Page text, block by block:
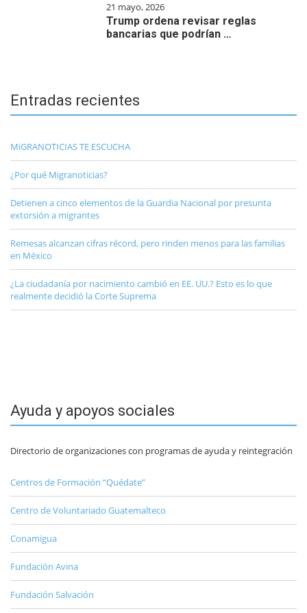
21 mayo, 2026
Trump ordena revisar reglas
bancarias que podrían …
Entradas recientes
MiGRANOTICIAS TE ESCUCHA
¿Por qué Migranoticias?
Detienen a cinco elementos de la Guardia Nacional por presunta
extorsión a migrantes
Remesas alcanzan cifras récord, pero rinden menos para las familias
en México
¿La ciudadanía por nacimiento cambió en EE. UU.? Esto es lo que
realmente decidió la Corte Suprema
Ayuda y apoyos sociales
Directorio de organizaciones con programas de ayuda y reintegración
Centros de Formación “Quédate”
Centro de Voluntariado Guatemalteco
Conamigua
Fundación Avina
Fundación Salvación